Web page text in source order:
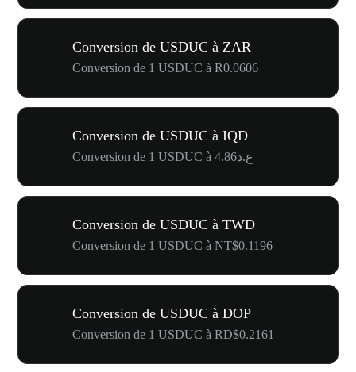
Conversion de USDUC à ZAR
Conversion de 1 USDUC à R0.0606
Conversion de USDUC à IQD
Conversion de 1 USDUC à ع.د4.86
Conversion de USDUC à TWD
Conversion de 1 USDUC à NT$0.1196
Conversion de USDUC à DOP
Conversion de 1 USDUC à RD$0.2161